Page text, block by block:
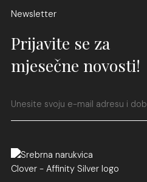
Newsletter
Prijavite se za
mjesečne novosti!